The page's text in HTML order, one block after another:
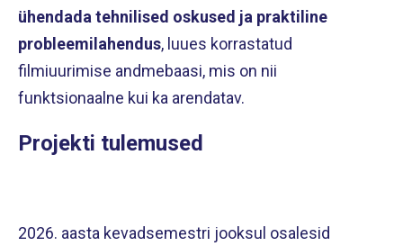
ühendada tehnilised oskused ja praktiline
probleemilahendus, luues korrastatud
filmiuurimise andmebaasi, mis on nii
funktsionaalne kui ka arendatav.
Projekti tulemused
2026. aasta kevadsemestri jooksul osalesid